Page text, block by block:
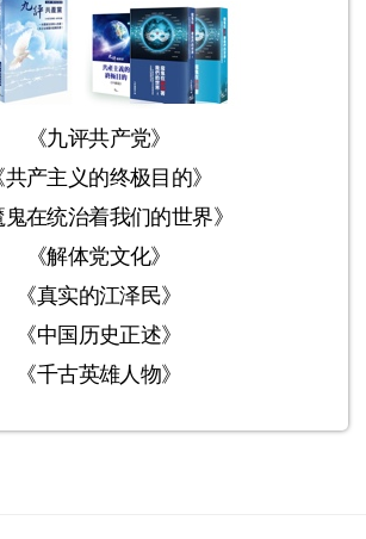
《九评共产党》
共产主义的终极目的》
鬼在统治着我们的世界》
《解体党文化》
《真实的江泽民》
《中国历史正述》
《千古英雄人物》